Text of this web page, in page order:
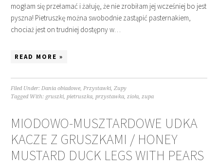
mogłam się przełamać i żałuję, że nie zrobiłam jej wcześniej bo jest
pyszna! Pietruszkę można swobodnie zastąpić pasternakiem,
chociaż jest on trudniej dostępny w…
READ MORE »
Filed Under:Dania obiadowe,Przystawki,Zupy
Tagged With: gruszki,pietruszka,przystawka,zioła,zupa
MIODOWO-MUSZTARDOWE UDKA
KACZE Z GRUSZKAMI / HONEY
MUSTARD DUCK LEGS WITH PEARS